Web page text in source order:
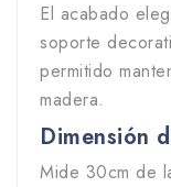
El acabado
soporte
permitido
madera.
Dimensión
Mide 30cm de